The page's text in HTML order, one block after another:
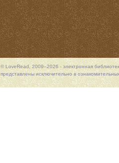
© LoveRead, 2009–2026 - электронная
представлены исключительно в